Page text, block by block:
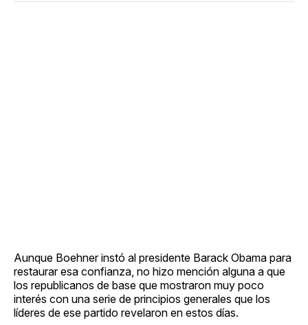
Aunque Boehner instó al presidente Barack Obama para
restaurar esa confianza, no hizo mención alguna a que
los republicanos de base que mostraron muy poco
interés con una serie de principios generales que los
líderes de ese partido revelaron en estos días.